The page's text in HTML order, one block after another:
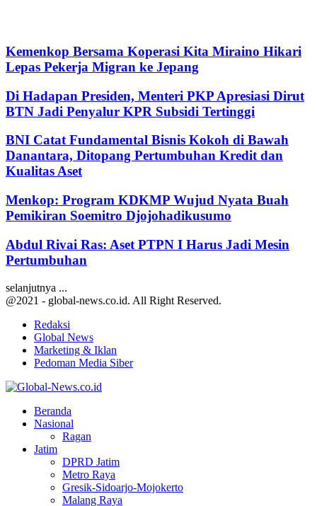
Kemenkop Bersama Koperasi Kita Miraino Hikari
Lepas Pekerja Migran ke Jepang
Di Hadapan Presiden, Menteri PKP Apresiasi Dirut
BTN Jadi Penyalur KPR Subsidi Tertinggi
BNI Catat Fundamental Bisnis Kokoh di Bawah
Danantara, Ditopang Pertumbuhan Kredit dan
Kualitas Aset
Menkop: Program KDKMP Wujud Nyata Buah
Pemikiran Soemitro Djojohadikusumo
Abdul Rivai Ras: Aset PTPN I Harus Jadi Mesin
Pertumbuhan
selanjutnya ...
@2021 - global-news.co.id. All Right Reserved.
Redaksi
Global News
Marketing & Iklan
Pedoman Media Siber
Beranda
Nasional
Ragan
Jatim
DPRD Jatim
Metro Raya
Gresik-Sidoarjo-Mojokerto
Malang Raya